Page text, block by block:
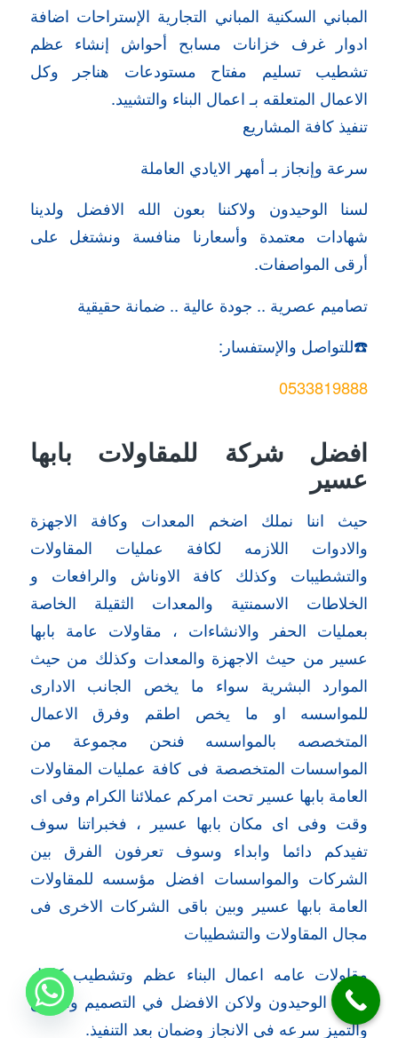
المباني السكنية المباني التجارية الإستراحات اضافة
ادوار غرف خزانات مسابح أحواش إنشاء عظم
تشطيب تسليم مفتاح مستودعات هناجر وكل
الاعمال المتعلقه بـ اعمال البناء والتشييد.
تنفيذ كافة المشاريع
سرعة وإنجاز بـ أمهر الايادي العاملة
لسنا الوحيدون ولاكننا بعون الله الافضل ولدينا
شهادات معتمدة وأسعارنا منافسة ونشتغل على
أرقى المواصفات.
تصاميم عصرية .. جودة عالية .. ضمانة حقيقية
☎️للتواصل والإستفسار:
0533819888
افضل شركة للمقاولات بابها
عسير
حيث اننا نملك اضخم المعدات وكافة الاجهزة
والادوات اللازمه لكافة عمليات المقاولات
والتشطيبات وكذلك كافة الاوناش والرافعات و
الخلاطات الاسمنتية والمعدات الثقيلة الخاصة
بعمليات الحفر والانشاءات ، مقاولات عامة بابها
عسير من حيث الاجهزة والمعدات وكذلك من حيث
الموارد البشرية سواء ما يخص الجانب الادارى
للمواسسه او ما يخص اطقم وفرق الاعمال
المتخصصه بالمواسسه فنحن مجموعة من
المواسسات المتخصصة فى كافة عمليات المقاولات
العامة بابها عسير تحت امركم عملائنا الكرام وفى اى
وقت وفى اى مكان بابها عسير ، فخبراتنا سوف
تفيدكم دائما وابداء وسوف تعرفون الفرق بين
الشركات والمواسسات افضل مؤسسه للمقاولات
العامة بابها عسير وبين باقى الشركات الاخرى فى
مجال المقاولات والتشطيبات
مقاولات عامه اعمال البناء عظم وتشطيب كامل
لسناء الوحيدون ولاكن الافضل في التصميم والابداع
والتميز سرعه في الانجاز وضمان بعد التنفيذ.